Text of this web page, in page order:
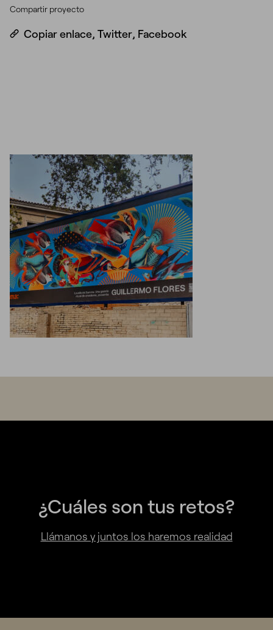
Compartir proyecto
Copiar enlace, Twitter, Facebook
¿Cuáles son tus retos?
Llámanos y juntos los haremos realidad